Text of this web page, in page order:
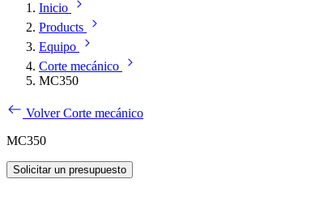
Inicio
Products
Equipo
Corte mecánico
MC350
Volver Corte mecánico
MC350
Solicitar un presupuesto